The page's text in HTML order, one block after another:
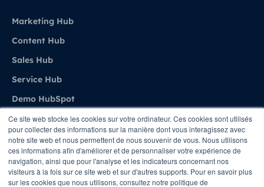
Ce site web stocke les cookies sur votre ordinateur. Ces cookies sont utilisés
pour collecter des informations sur la manière dont vous interagissez avec
notre site web et nous permettent de nous souvenir de vous. Nous utilisons
ces informations afin d'améliorer et de personnaliser votre expérience de
navigation, ainsi que pour l'analyse et les indicateurs concernant nos
visiteurs à la fois sur ce site web et sur d'autres supports. Pour en savoir plus
sur les cookies que nous utilisons, consultez notre politique de
Marketing Hub
Content Hub
Sales Hub
Service Hub
Demo HubSpot
Agence
A propos de Stratenet